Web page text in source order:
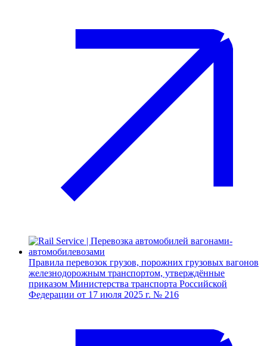
Правила перевозок грузов, порожних грузовых вагонов
железнодорожным транспортом, утверждённые
приказом Министерства транспорта Российской
Федерации от 17 июля 2025 г. № 216